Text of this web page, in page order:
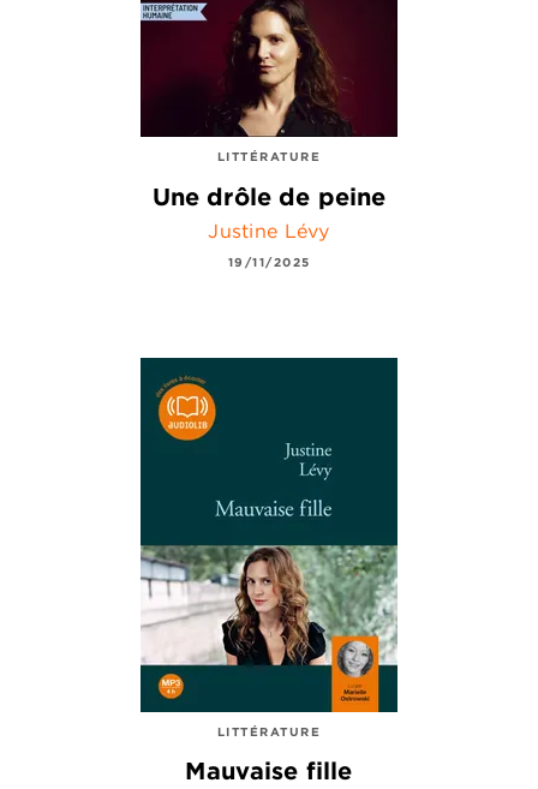
LITTÉRATURE
Une drôle de peine
Justine Lévy
19/11/2025
LITTÉRATURE
Mauvaise fille